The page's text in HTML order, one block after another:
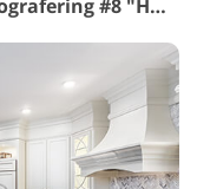
Lr-förinställningar för interiörfotografering #8 "HDR Medium"